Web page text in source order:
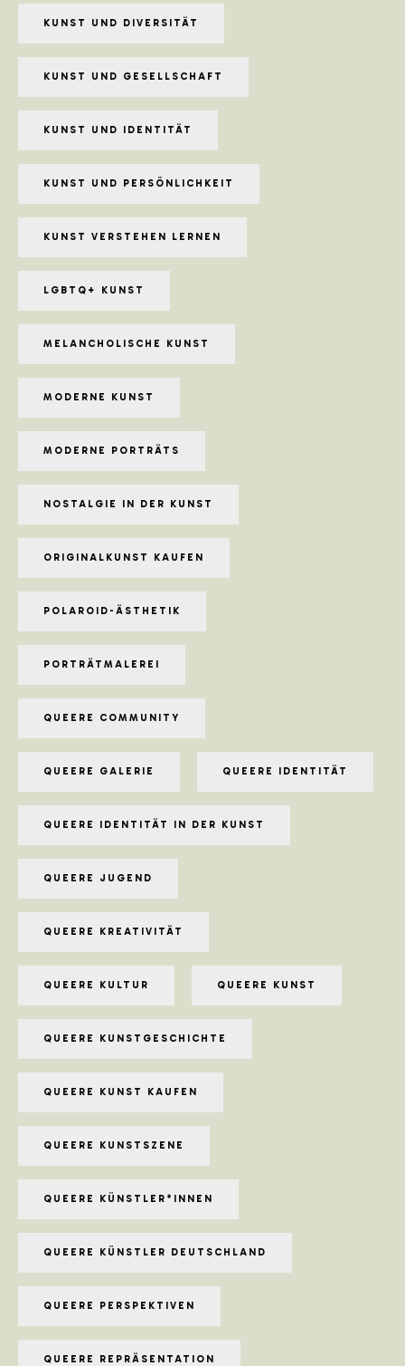
KUNST UND DIVERSITÄT
KUNST UND GESELLSCHAFT
KUNST UND IDENTITÄT
KUNST UND PERSÖNLICHKEIT
KUNST VERSTEHEN LERNEN
LGBTQ+ KUNST
MELANCHOLISCHE KUNST
MODERNE KUNST
MODERNE PORTRÄTS
NOSTALGIE IN DER KUNST
ORIGINALKUNST KAUFEN
POLAROID-ÄSTHETIK
PORTRÄTMALEREI
QUEERE COMMUNITY
QUEERE GALERIE QUEERE IDENTITÄT
QUEERE IDENTITÄT IN DER KUNST
QUEERE JUGEND
QUEERE KREATIVITÄT
QUEERE KULTUR QUEERE KUNST
QUEERE KUNSTGESCHICHTE
QUEERE KUNST KAUFEN
QUEERE KUNSTSZENE
QUEERE KÜNSTLER*INNEN
QUEERE KÜNSTLER DEUTSCHLAND
QUEERE PERSPEKTIVEN
QUEERE REPRÄSENTATION